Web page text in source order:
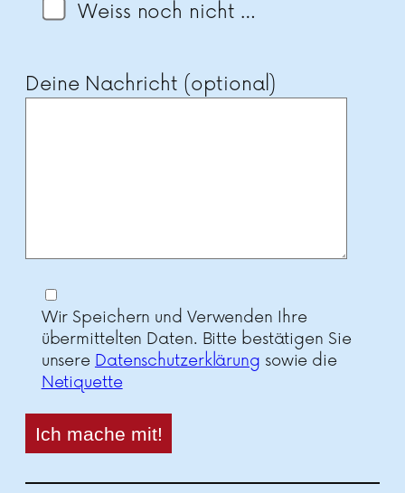
Weiss noch nicht …
Deine Nachricht (optional)
Wir Speichern und Verwenden Ihre
übermittelten Daten. Bitte bestätigen Sie
unsere Datenschutzerklärung sowie die
Netiquette